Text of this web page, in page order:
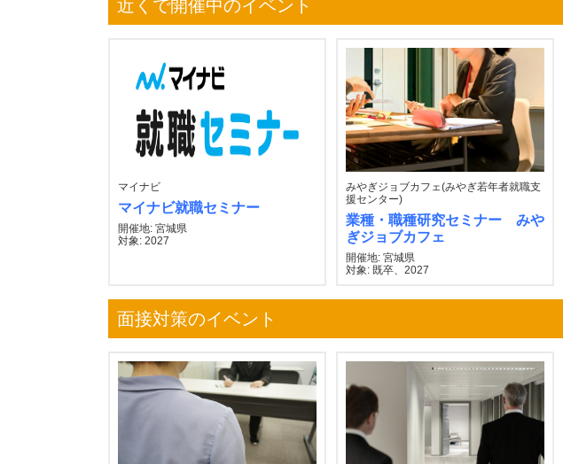
近くで開催中のイベント
マイナビ
マイナビ就職セミナー
開催地: 宮城県
対象: 2027
みやぎジョブカフェ(みやぎ若年者就職支
援センター)
業種・職種研究セミナー みや
ぎジョブカフェ
開催地: 宮城県
対象: 既卒、2027
面接対策のイベント